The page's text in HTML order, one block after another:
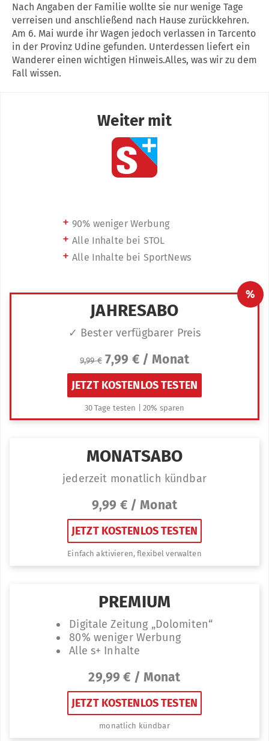
Nach Angaben der Familie wollte sie nur wenige Tage
verreisen und anschließend nach Hause zurückkehren.
Am 6. Mai wurde ihr Wagen jedoch verlassen in Tarcento
in der Provinz Udine gefunden. Unterdessen liefert ein
Wanderer einen wichtigen Hinweis.Alles, was wir zu dem
Fall wissen.